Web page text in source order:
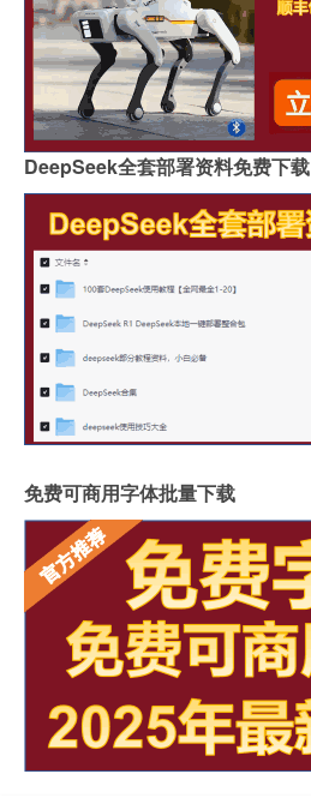
DeepSeek全套部署资料免费下载
免费可商用字体批量下载